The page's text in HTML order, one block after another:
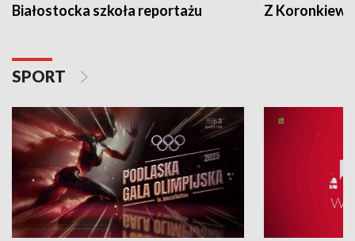
Białostocka szkoła reportażu Z
SPORT